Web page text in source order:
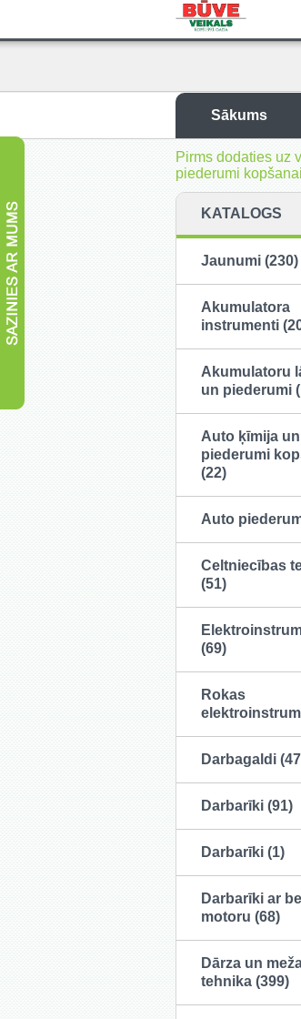
Sākums
Pirms dodaties uz
piederumi kopšanai
KATALOGS
Jaunumi (230)
Akumulatora
instrumenti
Akumulatoru
un piederumi
Auto ķīmija un
piederumi
(22)
Auto
Celtniecības
(51)
(69)
Rokas
Darbagaldi
Darbarīki (91)
Darbarīki (1)
Darbarīki ar
motoru (68)
Dārza un
tehnika (399)